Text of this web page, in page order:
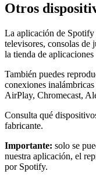
Otros
La aplicación de Spotify
televisores, consolas de
la tienda de
También puedes
conexiones
AirPlay, Chromecast,
Consulta qué
fabricante.
Importante: solo se
nuestra aplicación, el
por Spotify.